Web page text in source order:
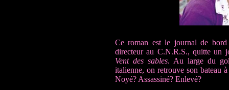
Ce roman est le journal de
directeur au C.N.R.S., quitte un
Vent des sables. Au large du
italienne, on retrouve son bateau
Noyé? Assassiné? Enlevé?